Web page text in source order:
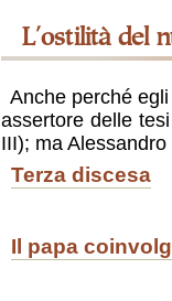
l'ostilità del
Anche perché
assertore delle
III); ma
terza discesa
il papa